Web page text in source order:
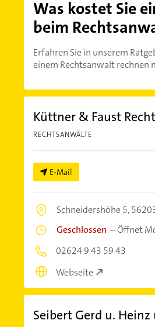
Was kostet Sie
beim
Erfahren Sie in unserem
einem Rechtsanwalt rechnen
Küttner & Faust
RECHTSANWÄLTE
E-Mail
Schneidershöhe 5,
Geschlossen –Öffnet
02624 9 43 59 43
Webseite
Seibert Gerd u.